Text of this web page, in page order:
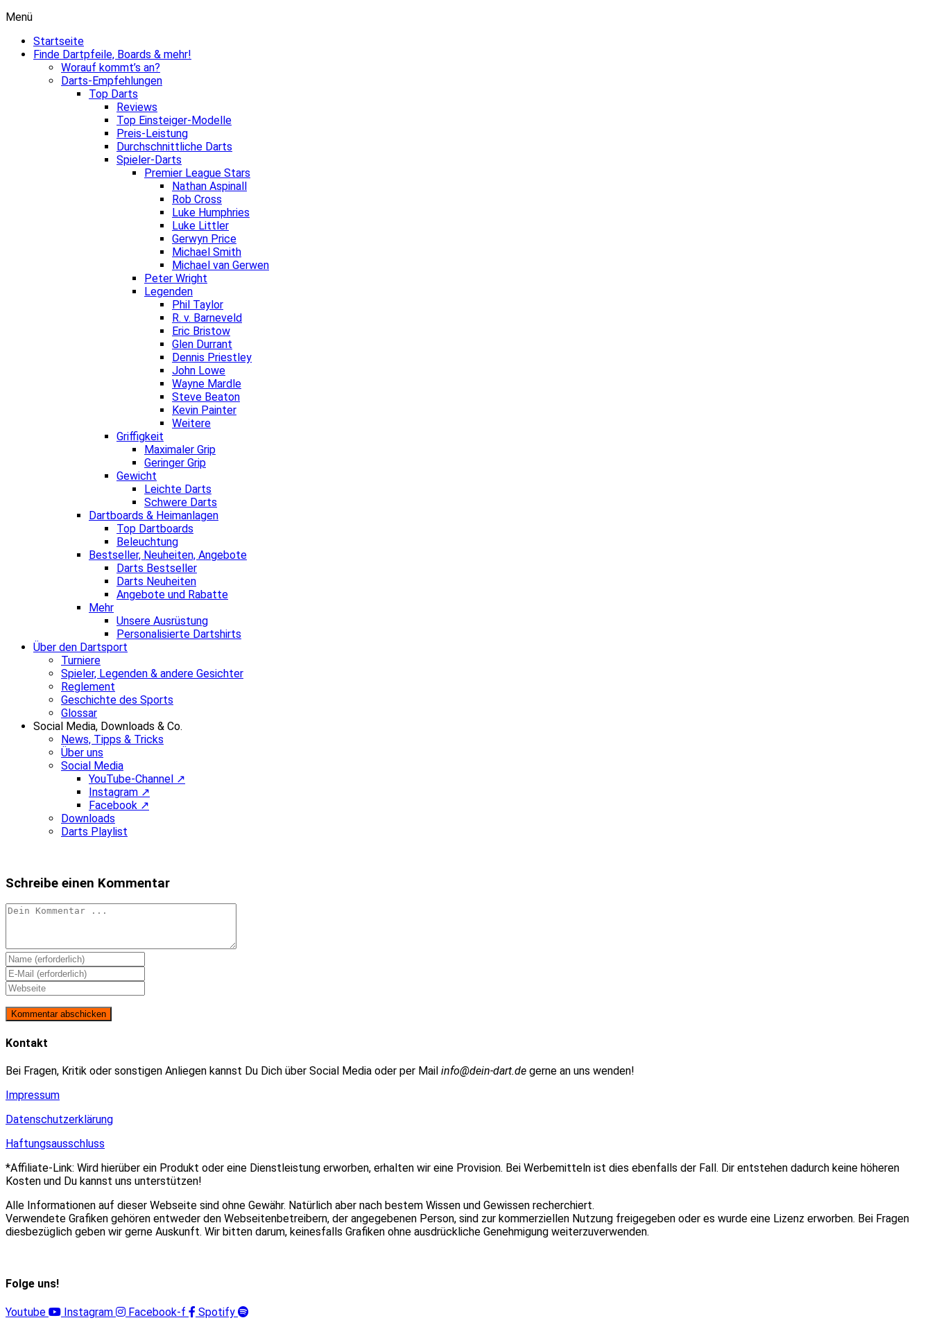
Menü
Startseite
Finde Dartpfeile, Boards & mehr!
Worauf kommt’s an?
Darts-Empfehlungen
Top Darts
Reviews
Top Einsteiger-Modelle
Preis-Leistung
Durchschnittliche Darts
Spieler-Darts
Premier League Stars
Nathan Aspinall
Rob Cross
Luke Humphries
Luke Littler
Gerwyn Price
Michael Smith
Michael van Gerwen
Peter Wright
Legenden
Phil Taylor
R. v. Barneveld
Eric Bristow
Glen Durrant
Dennis Priestley
John Lowe
Wayne Mardle
Steve Beaton
Kevin Painter
Weitere
Griffigkeit
Maximaler Grip
Geringer Grip
Gewicht
Leichte Darts
Schwere Darts
Dartboards & Heimanlagen
Top Dartboards
Beleuchtung
Bestseller, Neuheiten, Angebote
Darts Bestseller
Darts Neuheiten
Angebote und Rabatte
Mehr
Unsere Ausrüstung
Personalisierte Dartshirts
Über den Dartsport
Turniere
Spieler, Legenden & andere Gesichter
Reglement
Geschichte des Sports
Glossar
Social Media, Downloads & Co.
News, Tipps & Tricks
Über uns
Social Media
YouTube-Channel ↗
Instagram ↗
Facebook ↗
Downloads
Darts Playlist
Schreibe einen Kommentar
Kommentieren
Gib
deinen
Namen
oder
Benutzernamen
zum
Kommentieren
ein
Gib
deine
E-
Mail-
Adresse
zum
ein
Gib
Website-
ein
Kontakt
Bei Fragen, Kritik oder sonstigen Anliegen kannst Du Dich über Social Media oder per Mail info@dein-dart.de gerne an uns wenden!
Impressum
Datenschutzerklärung
Haftungsausschluss
*Affiliate-Link: Wird hierüber ein Produkt oder eine Dienstleistung erworben, erhalten wir eine Provision. Bei Werbemitteln ist dies ebenfalls der Fall. Dir entstehen dadurch keine höheren
Kosten und Du kannst uns unterstützen!
Alle Informationen auf dieser Webseite sind ohne Gewähr. Natürlich aber nach bestem Wissen und Gewissen recherchiert.
Verwendete Grafiken gehören entweder den Webseitenbetreibern, der angegebenen Person, sind zur kommerziellen Nutzung freigegeben oder es wurde eine Lizenz erworben. Bei Fragen
diesbezüglich geben wir gerne Auskunft. Wir bitten darum, keinesfalls Grafiken ohne ausdrückliche Genehmigung weiterzuverwenden.
Folge uns!
Youtube Instagram Facebook-f Spotify